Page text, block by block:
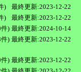
)
最終更新:2023-12-22
)
最終更新:2023-12-22
) 最終更新:2024-10-14
) 最終更新:2023-12-22
) 最終更新:2023-12-22